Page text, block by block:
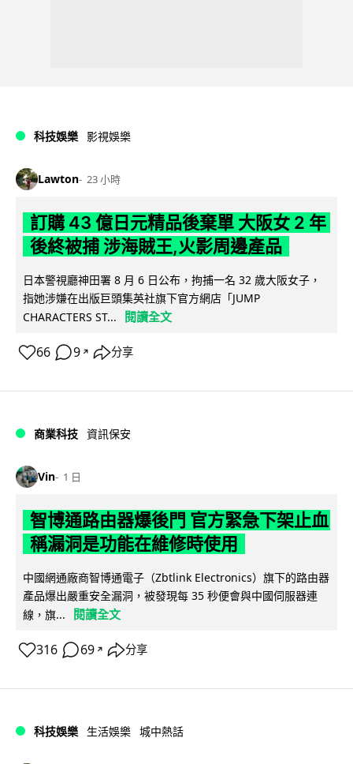
科技娛樂 影視娛樂
Lawton 23 小時
訂購 43 億日元精品後棄單 大阪女 2 年
後終被捕 涉海賊王,火影周邊產品
日本警視廳神田署 8 月 6 日公布，拘捕一名 32 歲大阪女子，
指她涉嫌在出版巨頭集英社旗下官方網店「JUMP
CHARACTERS ST...
閱讀全文
66 9 ↗ 分享
商業科技 資訊保安
Vin 1 日
智博通路由器爆後門 官方緊急下架止血
稱漏洞是功能在維修時使用
中國網通廠商智博通電子（Zbtlink Electronics）旗下的路由器
產品爆出嚴重安全漏洞，被發現每 35 秒便會與中國伺服器連
線，旗...
閱讀全文
316 69 ↗ 分享
科技娛樂 生活娛樂 城中熱話